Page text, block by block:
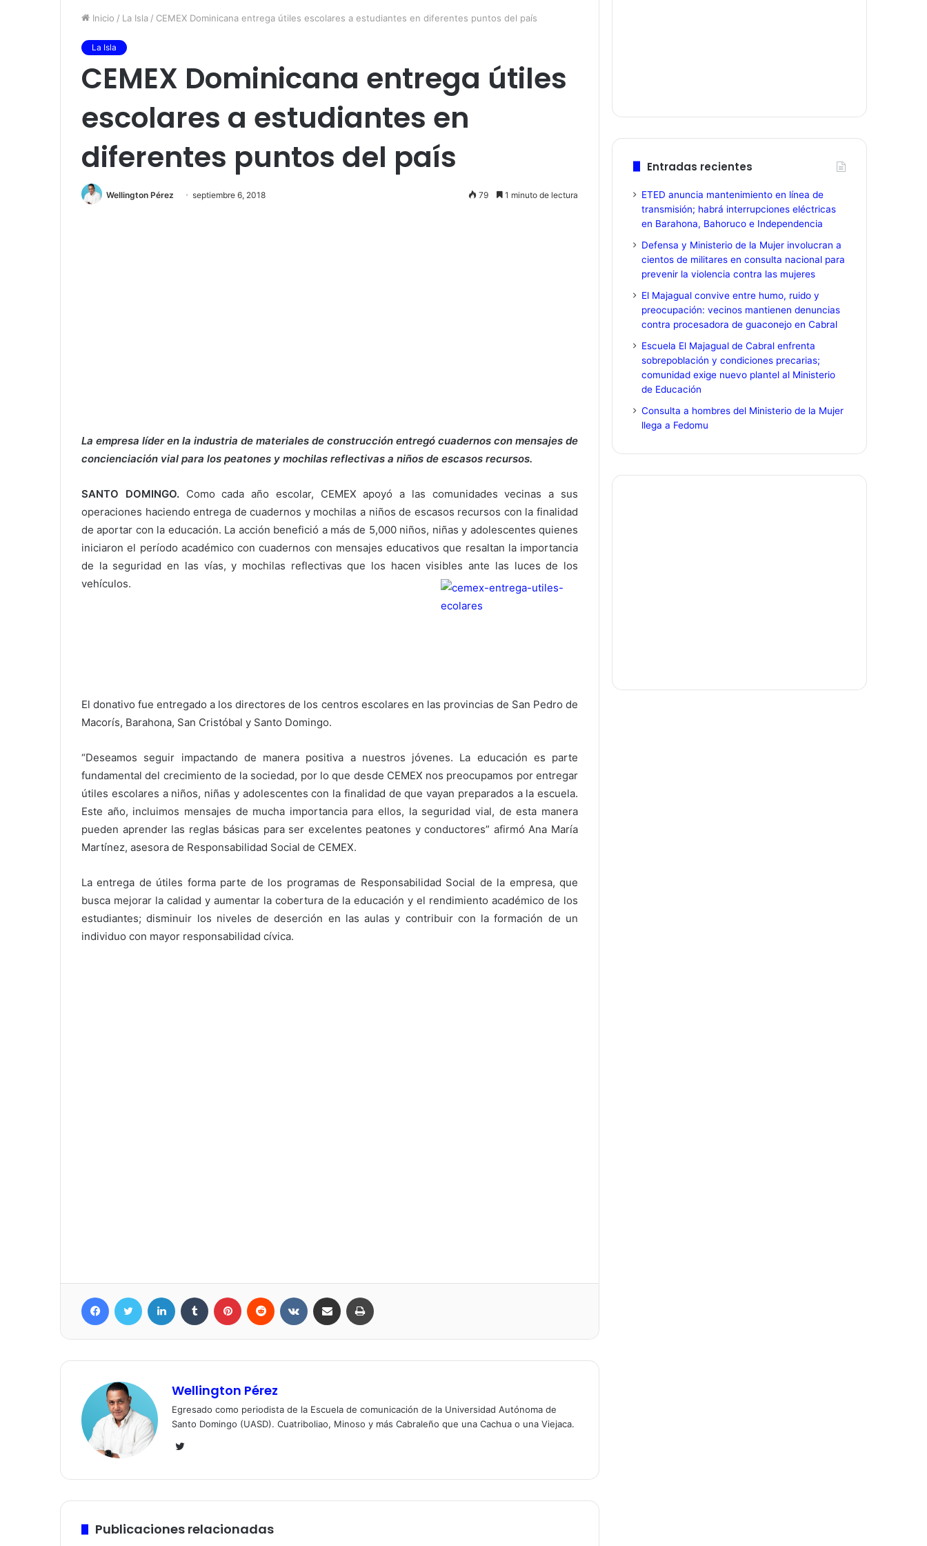
Inicio / La Isla / CEMEX Dominicana entrega útiles escolares a estudiantes en diferentes puntos del país
La Isla
CEMEX Dominicana entrega útiles
escolares a estudiantes en
diferentes puntos del país
Wellington Pérez septiembre 6, 2018 79 1 minuto de lectura
La empresa líder en la industria de materiales de construcción entregó cuadernos con mensajes de
concienciación vial para los peatones y mochilas reflectivas a niños de escasos recursos.
SANTO DOMINGO. Como cada año escolar, CEMEX apoyó a las comunidades vecinas a sus
operaciones haciendo entrega de cuadernos y mochilas a niños de escasos recursos con la finalidad
de aportar con la educación. La acción benefició a más de 5,000 niños, niñas y adolescentes quienes
iniciaron el período académico con cuadernos con mensajes educativos que resaltan la importancia
de la seguridad en las vías, y mochilas reflectivas que los hacen visibles ante las luces de los
vehículos.
El donativo fue entregado a los directores de los centros escolares en las provincias de San Pedro de
Macorís, Barahona, San Cristóbal y Santo Domingo.
“Deseamos seguir impactando de manera positiva a nuestros jóvenes. La educación es parte
fundamental del crecimiento de la sociedad, por lo que desde CEMEX nos preocupamos por entregar
útiles escolares a niños, niñas y adolescentes con la finalidad de que vayan preparados a la escuela.
Este año, incluimos mensajes de mucha importancia para ellos, la seguridad vial, de esta manera
pueden aprender las reglas básicas para ser excelentes peatones y conductores” afirmó Ana María
Martínez, asesora de Responsabilidad Social de CEMEX.
La entrega de útiles forma parte de los programas de Responsabilidad Social de la empresa, que
busca mejorar la calidad y aumentar la cobertura de la educación y el rendimiento académico de los
estudiantes; disminuir los niveles de deserción en las aulas y contribuir con la formación de un
individuo con mayor responsabilidad cívica.
FacebookTwitter LinkedIn Tumblr Pinterest Reddit VKontakteCompartir por correo electrónico
Wellington Pérez
Egresado como periodista de la Escuela de comunicación de la Universidad Autónoma de
Santo Domingo (UASD). Cuatriboliao, Minoso y más Cabraleño que una Cachua o una Viejaca.
Twitter
Publicaciones relacionadas
Entradas recientes
ETED anuncia mantenimiento en línea de
transmisión; habrá interrupciones eléctricas
en Barahona, Bahoruco e Independencia
Defensa y Ministerio de la Mujer involucran a
cientos de militares en consulta nacional para
prevenir la violencia contra las mujeres
El Majagual convive entre humo, ruido y
preocupación: vecinos mantienen denuncias
contra procesadora de guaconejo en Cabral
Escuela El Majagual de Cabral enfrenta
sobrepoblación y condiciones precarias;
comunidad exige nuevo plantel al Ministerio
de Educación
Consulta a hombres del Ministerio de la Mujer
llega a Fedomu